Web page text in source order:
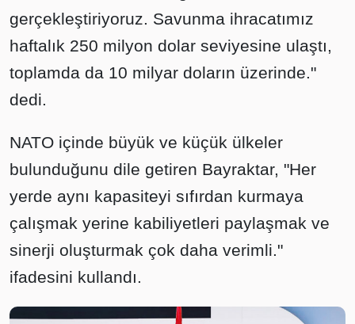
gerçekleştiriyoruz. Savunma ihracatımız
haftalık 250 milyon dolar seviyesine ulaştı,
toplamda da 10 milyar doların üzerinde."
dedi.
NATO içinde büyük ve küçük ülkeler
bulunduğunu dile getiren Bayraktar, "Her
yerde aynı kapasiteyi sıfırdan kurmaya
çalışmak yerine kabiliyetleri paylaşmak ve
sinerji oluşturmak çok daha verimli."
ifadesini kullandı.